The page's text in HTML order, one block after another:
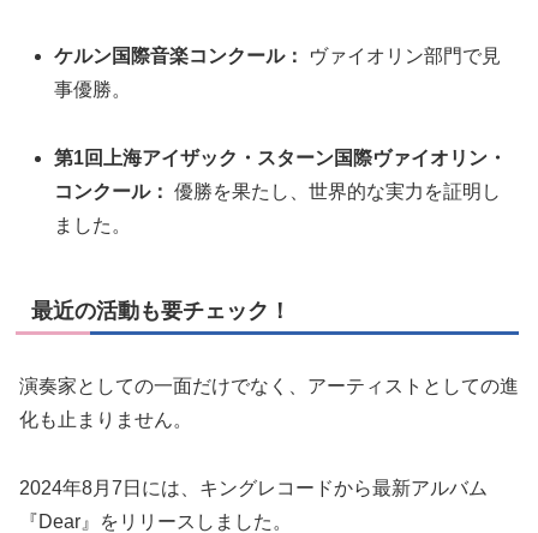
ケルン国際音楽コンクール：
ヴァイオリン部門で見
事優勝。
第1回上海アイザック・スターン国際ヴァイオリン・
コンクール： 優勝を果たし、世界的な実力を証明し
ました。
最近の活動も要チェック！
演奏家としての一面だけでなく、アーティストとしての進
化も止まりません。
2024年8月7日には、キングレコードから最新アルバム
『Dear』をリリースしました。